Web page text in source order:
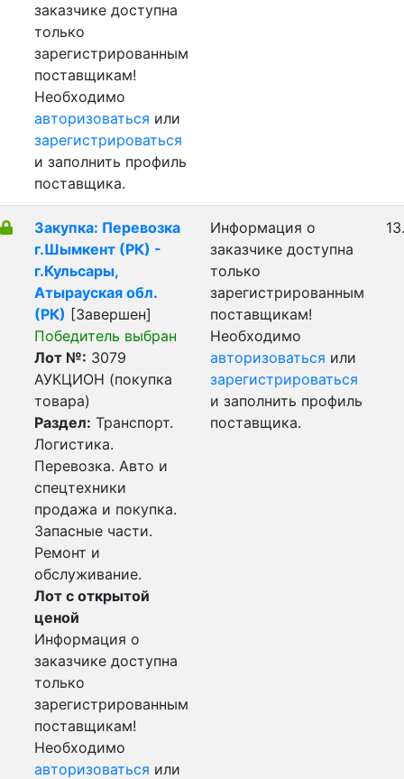
заказчике доступна
только
зарегистрированным
поставщикам!
Необходимо
авторизоваться или
зарегистрироваться
и заполнить профиль
поставщика.
Закупка: Перевозка
г.Шымкент (РК) -
г.Кульсары,
Атырауская обл.
(РК) [Завершен]
Победитель выбран
Лот №: 3079
АУКЦИОН (покупка
товара)
Раздел: Транспорт.
Логистика.
Перевозка. Авто и
спецтехники
продажа и покупка.
Запасные части.
Ремонт и
обслуживание.
Лот с открытой
ценой
Информация о
заказчике доступна
только
зарегистрированным
поставщикам!
Необходимо
авторизоваться или
Информация о
заказчике доступна
только
зарегистрированным
поставщикам!
Необходимо
авторизоваться или
зарегистрироваться
и заполнить профиль
поставщика.